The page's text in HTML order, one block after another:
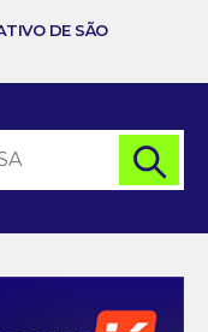
DE SÃO